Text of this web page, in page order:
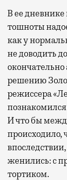
В ее
тошноты
как у
не доводить
окончательно
решению
режиссера
И что бы
происходило,
женились: с
тортиком.